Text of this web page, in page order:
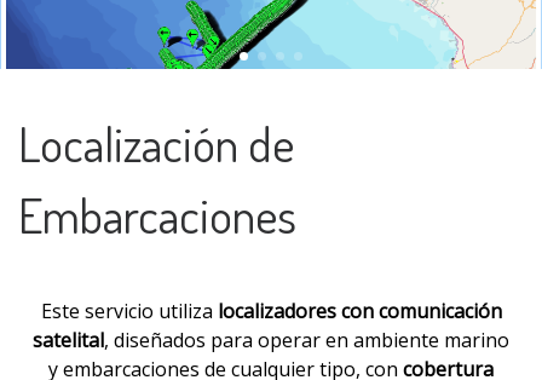
Localización de
Embarcaciones
Este servicio utiliza localizadores con comunicación
satelital, diseñados para operar en ambiente marino
y embarcaciones de cualquier tipo, con cobertura